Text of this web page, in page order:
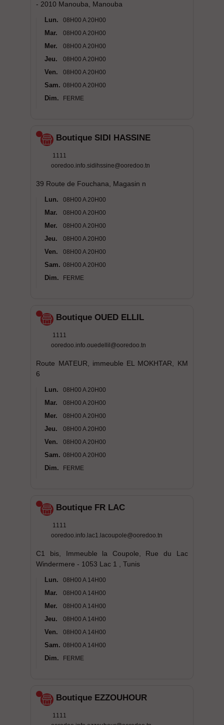
- 2010 Manouba, Manouba
Lun. 08H00 A 20H00
Mar. 08H00 A 20H00
Mer. 08H00 A 20H00
Jeu. 08H00 A 20H00
Ven. 08H00 A 20H00
Sam. 08H00 A 20H00
Dim. FERME
Boutique SIDI HASSINE
1111
ooredoo.info.sidihssine@ooredoo.tn
39 Route de Fouchana, Magasin n
Lun. 08H00 A 20H00
Mar. 08H00 A 20H00
Mer. 08H00 A 20H00
Jeu. 08H00 A 20H00
Ven. 08H00 A 20H00
Sam. 08H00 A 20H00
Dim. FERME
Boutique OUED ELLIL
1111
ooredoo.info.ouedellil@ooredoo.tn
Route MATEUR, immeuble EL MOKHTAR, KM
6
Lun. 08H00 A 20H00
Mar. 08H00 A 20H00
Mer. 08H00 A 20H00
Jeu. 08H00 A 20H00
Ven. 08H00 A 20H00
Sam. 08H00 A 20H00
Dim. FERME
Boutique FR LAC
1111
ooredoo.info.lac1.lacoupole@ooredoo.tn
C1 bis, Immeuble la Coupole, Rue du Lac
Windermere - 1053 Lac 1 , Tunis
Lun. 08H00 A 14H00
Mar. 08H00 A 14H00
Mer. 08H00 A 14H00
Jeu. 08H00 A 14H00
Ven. 08H00 A 14H00
Sam. 08H00 A 14H00
Dim. FERME
Boutique EZZOUHOUR
1111